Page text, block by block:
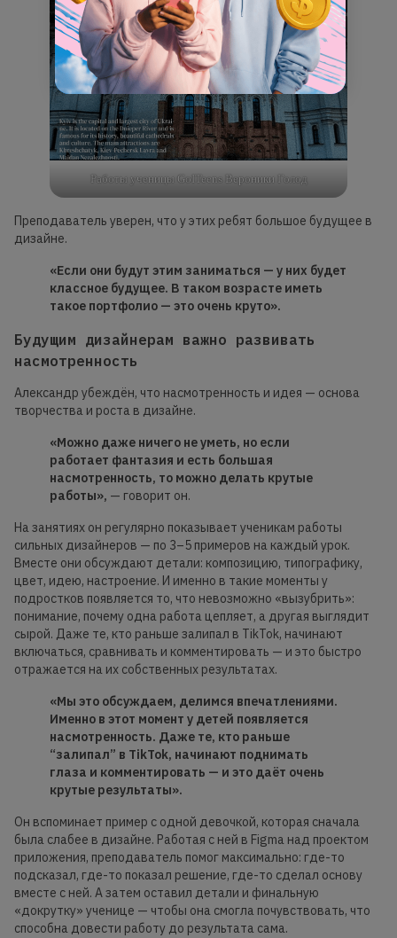
Работы ученицы GoITeens Вероники Голод
Преподаватель уверен, что у этих ребят большое будущее в
дизайне.
«Если они будут этим заниматься — у них будет
классное будущее. В таком возрасте иметь
такое портфолио — это очень круто».
Будущим дизайнерам важно развивать
насмотренность
Александр убеждён, что насмотренность и идея — основа
творчества и роста в дизайне.
«Можно даже ничего не уметь, но если
работает фантазия и есть большая
насмотренность, то можно делать крутые
работы», — говорит он.
На занятиях он регулярно показывает ученикам работы
сильных дизайнеров — по 3–5 примеров на каждый урок.
Вместе они обсуждают детали: композицию, типографику,
цвет, идею, настроение. И именно в такие моменты у
подростков появляется то, что невозможно «вызубрить»:
понимание, почему одна работа цепляет, а другая выглядит
сырой. Даже те, кто раньше залипал в TikTok, начинают
включаться, сравнивать и комментировать — и это быстро
отражается на их собственных результатах.
«Мы это обсуждаем, делимся впечатлениями.
Именно в этот момент у детей появляется
насмотренность. Даже те, кто раньше
“залипал” в TikTok, начинают поднимать
глаза и комментировать — и это даёт очень
крутые результаты».
Он вспоминает пример с одной девочкой, которая сначала
была слабее в дизайне. Работая с ней в Figma над проектом
приложения, преподаватель помог максимально: где-то
подсказал, где-то показал решение, где-то сделал основу
вместе с ней. А затем оставил детали и финальную
«докрутку» ученице — чтобы она смогла почувствовать, что
способна довести работу до результата сама.